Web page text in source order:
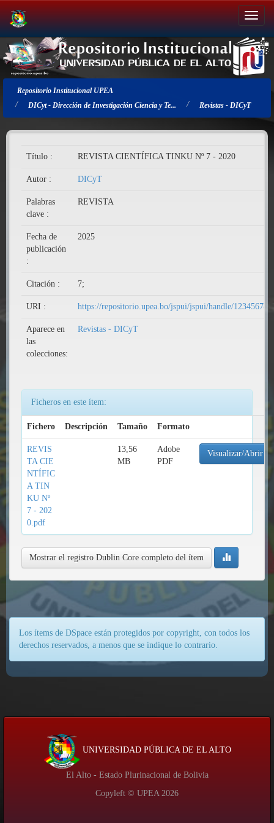
Salir
de
la
navegación
Repositorio Institucional UPEA
DICyt - Dirección de Investigación Ciencia y Te...
Revistas - DICyT
Título : REVISTA CIENTÍFICA TINKU Nº 7 - 2020
Autor : DICyT
Palabras
clave :
REVISTA
Fecha de
publicación
:
2025
Citación : 7;
URI : https://repositorio.upea.bo/jspui/jspui/handle/
Aparece en
las
colecciones:
Revistas - DICyT
Ficheros en este ítem:
Fichero Descripción Tamaño Formato
REVIS
TA CIE
NTÍFIC
A TIN
KU Nº
7 - 202
0.pdf
13,56
MB
Adobe
PDF
Visualizar/Abrir
Mostrar el registro Dublin Core completo del ítem
Los ítems de DSpace están protegidos por copyright, con todos los
derechos reservados, a menos que se indique lo contrario.
UNIVERSIDAD PÚBLICA DE EL ALTO
El Alto - Estado Plurinacional de Bolivia
Copyleft © UPEA 2026